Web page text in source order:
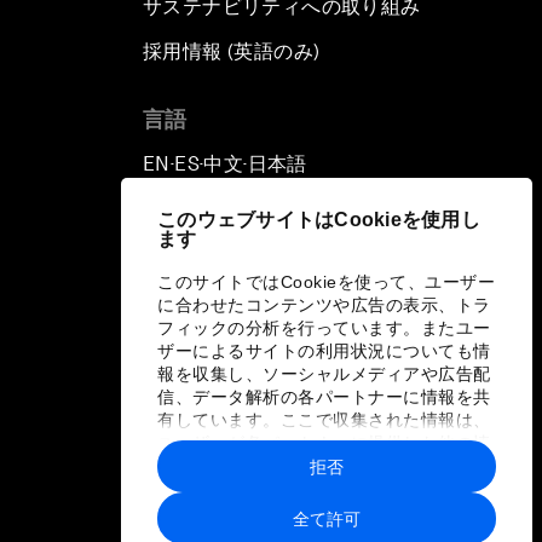
このウェブサイトはCookieを使用し
ます
このサイトではCookieを使って、ユーザー
に合わせたコンテンツや広告の表示、トラ
フィックの分析を行っています。またユー
ザーによるサイトの利用状況についても情
報を収集し、ソーシャルメディアや広告配
信、データ解析の各パートナーに情報を共
有しています。ここで収集された情報は、
ユーザーが各パートナーに提供した他の情
報や各パートナーのサービスを使用した際
に収集された情報と組み合わされ、各パー
トナーによって使用されることがありま
す。
全て許可
拒否
サステナビリティへの取り組み
採用情報 (英語のみ)
言語
EN ▪ES▪中文▪ 日本語